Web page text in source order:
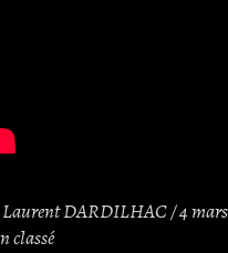
Laurent DARDILHAC 4
classé